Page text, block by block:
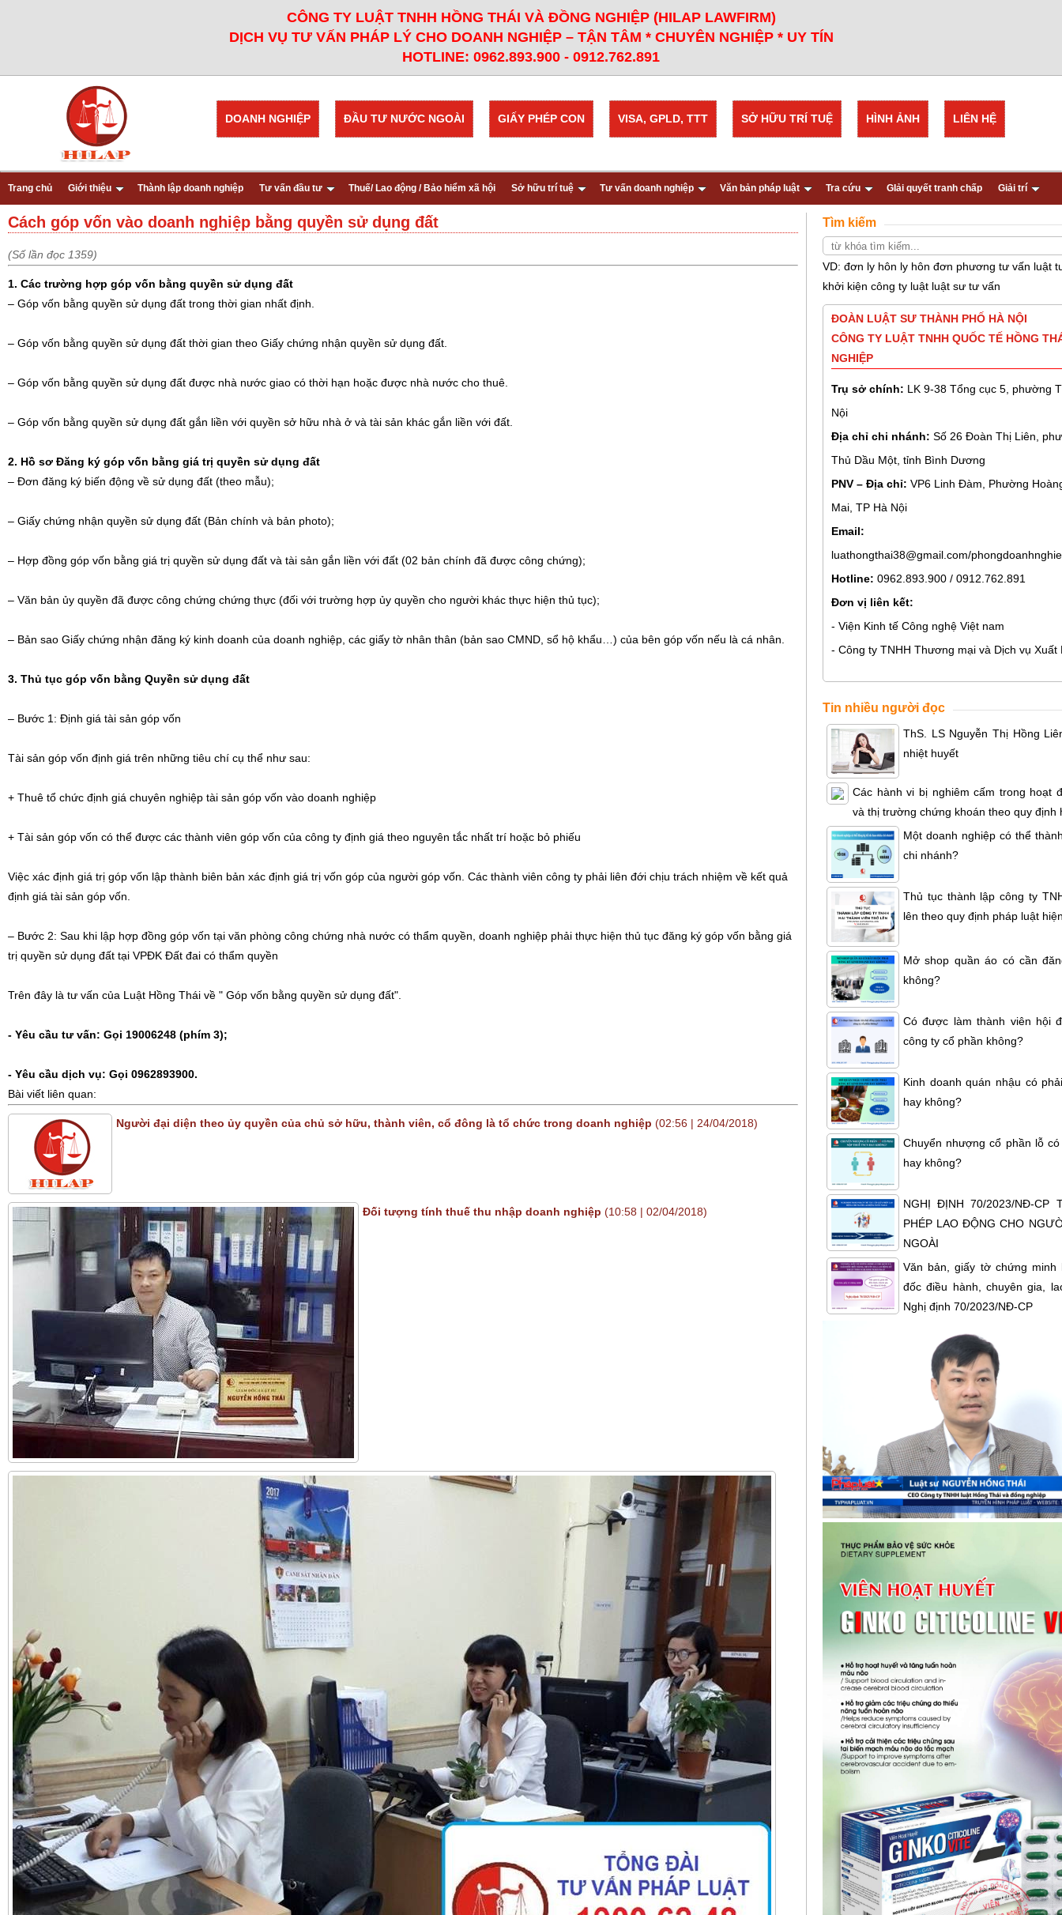
CÔNG TY LUẬT TNHH HỒNG THÁI VÀ ĐỒNG NGHIỆP (HILAP LAWFIRM)
DỊCH VỤ TƯ VẤN PHÁP LÝ CHO DOANH NGHIỆP – TẬN TÂM * CHUYÊN NGHIỆP * UY TÍN
HOTLINE: 0962.893.900 - 0912.762.891
LIÊN HỆ
HÌNH ẢNH
SỞ HỮU TRÍ TUỆ
VISA, GPLD, TTT
GIẤY PHÉP CON
ĐẦU TƯ NƯỚC NGOÀI
DOANH NGHIỆP
Trang chủ Giới thiệu Thành lập doanh nghiệp Tư vấn đầu tư Thuế/ Lao động / Bảo hiểm xã hội Sở hữu trí tuệ Tư vấn doanh nghiệp Văn bản pháp luật Tra cứu GIải quyết tranh chấp Giải trí
Cách góp vốn vào doanh nghiệp bằng quyền sử dụng đất
(Số lần đọc 1359)
1. Các trường hợp góp vốn bằng quyền sử dụng đất
– Góp vốn bằng quyền sử dụng đất trong thời gian nhất định.
– Góp vốn bằng quyền sử dụng đất thời gian theo Giấy chứng nhận quyền sử dụng đất.
– Góp vốn bằng quyền sử dụng đất được nhà nước giao có thời hạn hoặc được nhà nước cho thuê.
– Góp vốn bằng quyền sử dụng đất gắn liền với quyền sở hữu nhà ở và tài sản khác gắn liền với đất.
2. Hồ sơ Đăng ký góp vốn bằng giá trị quyền sử dụng đất
– Đơn đăng ký biến động về sử dụng đất (theo mẫu);
– Giấy chứng nhận quyền sử dụng đất (Bản chính và bản photo);
– Hợp đồng góp vốn bằng giá trị quyền sử dụng đất và tài sản gắn liền với đất (02 bản chính đã được công chứng);
– Văn bản ủy quyền đã được công chứng chứng thực (đối với trường hợp ủy quyền cho người khác thực hiện thủ tục);
– Bản sao Giấy chứng nhận đăng ký kinh doanh của doanh nghiệp, các giấy tờ nhân thân (bản sao CMND, sổ hộ khẩu…) của bên góp vốn nếu là cá nhân.
3. Thủ tục góp vốn bằng Quyền sử dụng đất
– Bước 1: Định giá tài sản góp vốn
Tài sản góp vốn định giá trên những tiêu chí cụ thể như sau:
+ Thuê tổ chức định giá chuyên nghiệp tài sản góp vốn vào doanh nghiệp
+ Tài sản góp vốn có thể được các thành viên góp vốn của công ty định giá theo nguyên tắc nhất trí hoặc bỏ phiếu
Việc xác định giá trị góp vốn lập thành biên bản xác định giá trị vốn góp của người góp vốn. Các thành viên công ty phải liên đới chịu trách nhiệm về kết quả
định giá tài sản góp vốn.
– Bước 2: Sau khi lập hợp đồng góp vốn tại văn phòng công chứng nhà nước có thẩm quyền, doanh nghiệp phải thực hiện thủ tục đăng ký góp vốn bằng giá
trị quyền sử dụng đất tại VPĐK Đất đai có thẩm quyền
Trên đây là tư vấn của Luật Hồng Thái về " Góp vốn bằng quyền sử dụng đất".
- Yêu cầu tư vấn: Gọi 19006248 (phím 3);
- Yêu cầu dịch vụ: Gọi 0962893900.
Bài viết liên quan:
Người đại diện theo ủy quyền của chủ sở hữu, thành viên, cổ đông là tổ chức trong doanh nghiệp (02:56 | 24/04/2018)
Đối tượng tính thuế thu nhập doanh nghiệp (10:58 | 02/04/2018)
Tìm kiếm
VD: đơn ly hôn ly hôn đơn phương tư vấn luật
khởi kiện công ty luật luật sư tư vấn
ĐOÀN LUẬT SƯ THÀNH PHỐ HÀ NỘI
CÔNG TY LUẬT TNHH QUỐC TẾ HỒNG
NGHIỆP
Trụ sở chính: LK 9-38 Tổng cục 5, phường
Nội
Địa chỉ chi nhánh: Số 26 Đoàn Thị Liên,
Thủ Dầu Một, tỉnh Bình Dương
PNV – Địa chỉ: VP6 Linh Đàm, Phường
Mai, TP Hà Nội
Email:
luathongthai38@gmail.com/
Hotline: 0962.893.900 / 0912.762.891
Đơn vị liên kết:
- Viện Kinh tế Công nghệ Việt nam
- Công ty TNHH Thương mại và Dịch vụ Xuất
Tin nhiều người đọc
ThS. LS Nguyễn Thị Hồng
nhiệt huyết
Các hành vi bị nghiêm cấm trong hoạt
và thị trường chứng khoán theo quy định
Một doanh nghiệp có thể
chi nhánh?
Thủ tục thành lập công ty
lên theo quy định pháp luật
Mở shop quần áo có cần
không?
Có được làm thành viên hội
công ty cổ phần không?
Kinh doanh quán nhậu có
hay không?
Chuyển nhượng cổ phần lỗ
hay không?
NGHỊ ĐỊNH 70/2023/NĐ-CP
PHÉP LAO ĐỘNG CHO
NGOÀI
Văn bản, giấy tờ chứng minh
đốc điều hành, chuyên gia,
Nghị định 70/2023/NĐ-CP